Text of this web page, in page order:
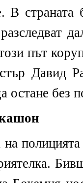
В страната
път
Давид
остане без